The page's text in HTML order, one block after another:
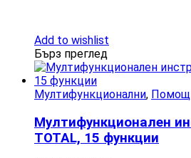
Add to wishlist
Бърз преглед
Мултифункционални,
Мултифункционален
TOTAL, 15 функции